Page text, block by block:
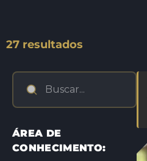
27 resultados
ÁREA DE
CONHECIMENTO: